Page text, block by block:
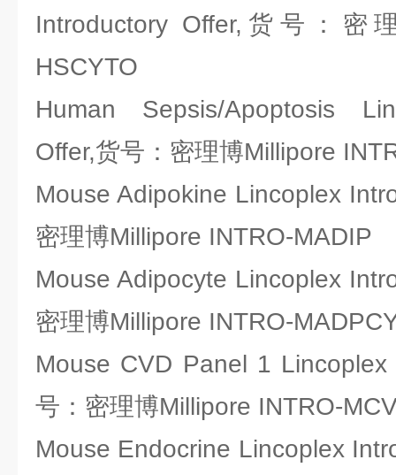
Introductory Offer,货号：密
HSCYTO
Human Sepsis/Apoptosis
Offer,货号：密理博Millipore
Mouse Adipokine Lincoplex
密理博Millipore INTRO-MADIP
Mouse Adipocyte Lincoplex
密理博Millipore INTRO-
Mouse CVD Panel 1
号：密理博Millipore INTRO-
Mouse Endocrine Lincoplex